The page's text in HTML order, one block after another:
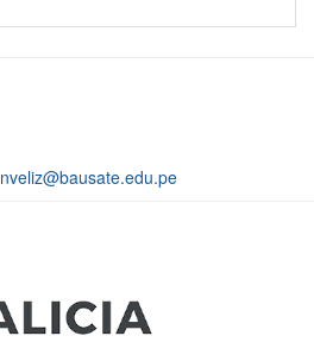
nveliz@bausate.edu.pe